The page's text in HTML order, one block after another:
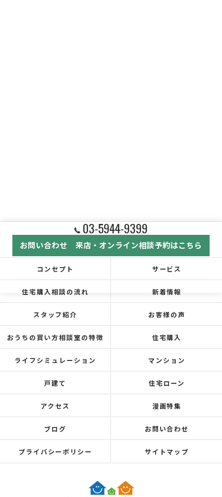
03-5944-9399
お問い合わせ 来店・オンライン相談予約はこちら
コンセプト サービス
住宅購入相談の流れ 新着情報
スタッフ紹介 お客様の声
おうちの買い方相談室の特徴 住宅購入
ライフシミュレーション マンション
戸建て 住宅ローン
アクセス 漫画特集
ブログ お問い合わせ
プライバシーポリシー サイトマップ